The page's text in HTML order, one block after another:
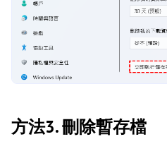
方法3. 刪除暫存檔